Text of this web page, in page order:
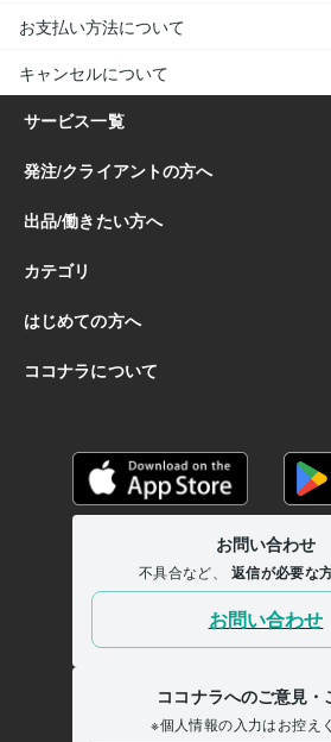
お支払い方法について
キャンセルについて